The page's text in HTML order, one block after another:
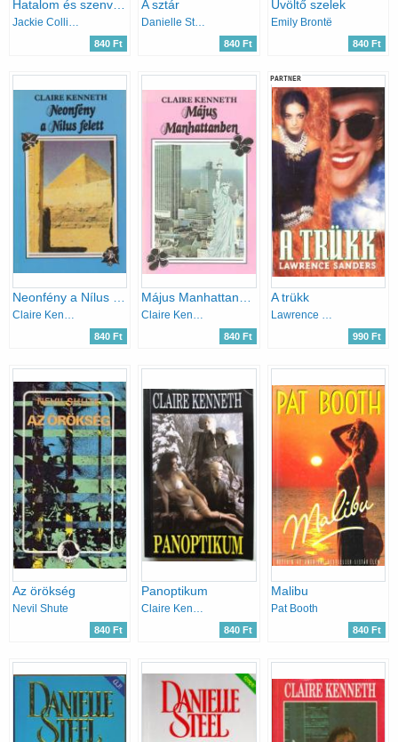
Jackie Collins
840 Ft
A sztár
Danielle Steel
840 Ft
Üvöltő szelek
Emily Brontë
840 Ft
Neonfény a Nílus felett
Claire Kenneth
840 Ft
Május Manhattanben
Claire Kenneth
840 Ft
PARTNER
A trükk
Lawrence Sanders
990 Ft
Az örökség
Nevil Shute
840 Ft
Panoptikum
Claire Kenneth
840 Ft
Malibu
Pat Booth
840 Ft